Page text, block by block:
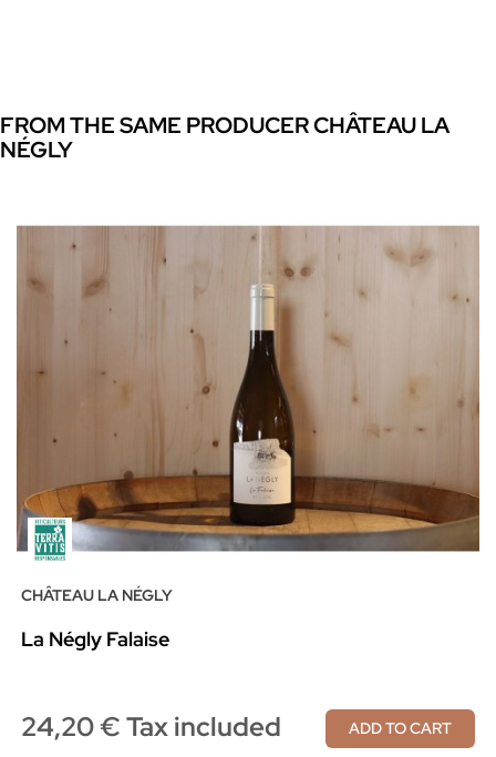
FROM THE SAME PRODUCER CHÂTEAU LA
NÉGLY
CHÂTEAU LA NÉGLY
La Négly Falaise
24,20 € Tax included ADD TO CART